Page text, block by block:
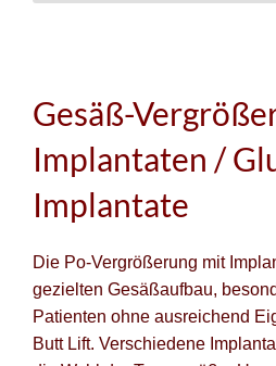
Gesäß-
Implantaten /
Implantate
Die Po-Vergrößerung mit
gezielten Gesäßaufbau,
Patienten ohne ausreichend
Butt Lift. Verschiedene